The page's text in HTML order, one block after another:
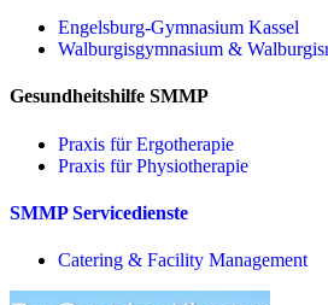
Engelsburg-Gymnasium Kassel
Walburgisgymnasium &
Gesundheitshilfe SMMP
Praxis für Ergo­therapie
Praxis für Physio­therapie
SMMP Servicedienste
Catering & Facility Management